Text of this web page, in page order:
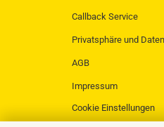
Callback Service
Privatsphäre und
AGB
Impressum
Cookie Einstellungen